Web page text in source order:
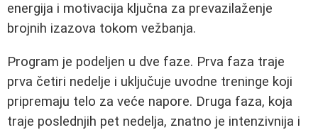
energija i motivacija ključna za prevazilaženje
brojnih izazova tokom vežbanja.
Program je podeljen u dve faze. Prva faza traje
prva četiri nedelje i uključuje uvodne treninge koji
pripremaju telo za veće napore. Druga faza, koja
traje poslednjih pet nedelja, znatno je intenzivnija i